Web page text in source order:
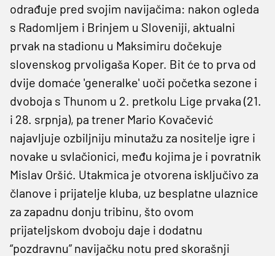
odrađuje pred svojim navijačima: nakon ogleda
s Radomljem i Brinjem u Sloveniji, aktualni
prvak na stadionu u Maksimiru dočekuje
slovenskog prvoligaša Koper. Bit će to prva od
dvije domaće 'generalke' uoči početka sezone i
dvoboja s Thunom u 2. pretkolu Lige prvaka (21.
i 28. srpnja), pa trener Mario Kovačević
najavljuje ozbiljniju minutažu za nositelje igre i
novake u svlačionici, među kojima je i povratnik
Mislav Oršić. Utakmica je otvorena isključivo za
članove i prijatelje kluba, uz besplatne ulaznice
za zapadnu donju tribinu, što ovom
prijateljskom dvoboju daje i dodatnu
“pozdravnu” navijačku notu pred skorašnji